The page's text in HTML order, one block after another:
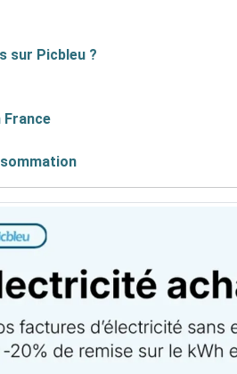
sur Picbleu ?
France